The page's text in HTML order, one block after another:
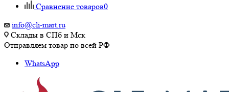
Сравнение товаров0
info@cli-mart.ru
Склады в СПб и Мск
Отправляем товар по всей РФ
WhatsApp